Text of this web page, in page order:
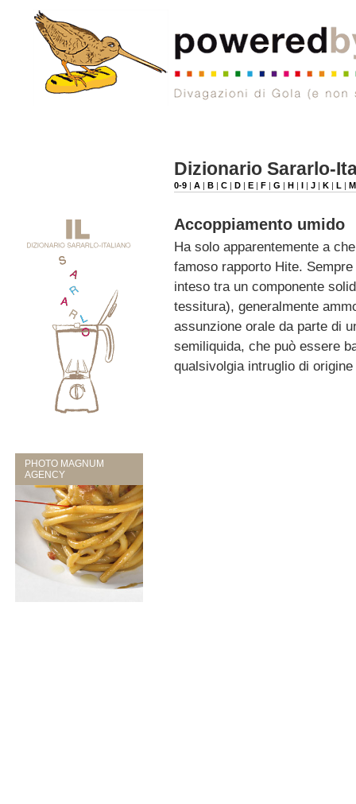
PHOTO MAGNUM
AGENCY
Dizionario Sararlo-
0-9 |A |B |C |D |E |F |G |H |I |J |K |L |M
Accoppiamento umido
Ha solo apparentemente a
famoso rapporto Hite.
inteso tra un componente
tessitura), generalmente
assunzione orale da parte di
semiliquida, che può essere
qualsivolgia intruglio di